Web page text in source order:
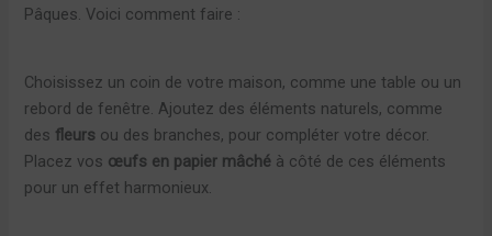
Pâques. Voici comment faire :
Choisissez un coin de votre maison, comme une table ou un
rebord de fenêtre. Ajoutez des éléments naturels, comme
des fleurs ou des branches, pour compléter votre décor.
Placez vos œufs en papier mâché à côté de ces éléments
pour un effet harmonieux.